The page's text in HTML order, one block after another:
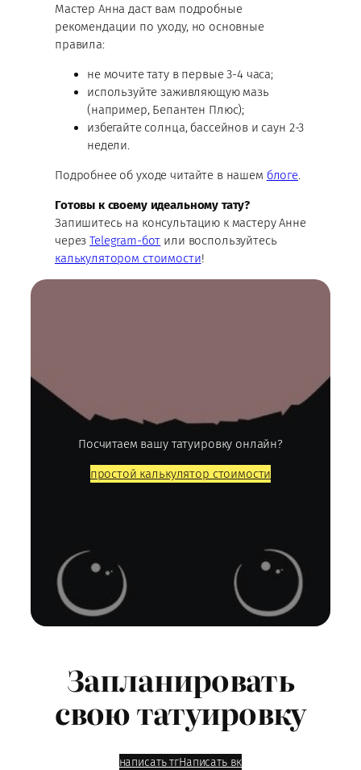
Мастер Анна даст вам подробные
рекомендации по уходу, но основные
правила:
не мочите тату в первые 3-4 часа;
используйте заживляющую мазь
(например, Бепантен Плюс);
избегайте солнца, бассейнов и саун 2-3
недели.
Подробнее об уходе читайте в нашем блоге
Готовы к своему идеальному тату?
Запишитесь на консультацию к мастеру Анне
черезTelegram-бот или воспользуйтесь
калькулятором стоимости!
Посчитаем вашу татуировку онлайн?
простой калькулятор стоимости
Запланировать
свою татуировку
написать тгНаписать вк